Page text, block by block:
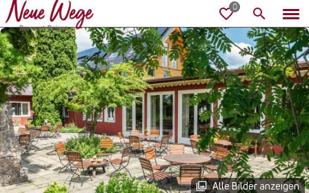
Alle Bilder anzeigen